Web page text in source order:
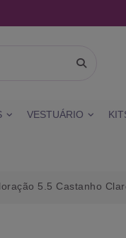
VESTUÁRIO
5.5 Castanho